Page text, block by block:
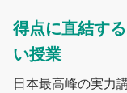
得点に直結す
い授業
日本最高峰の実力